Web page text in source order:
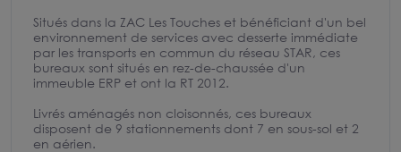
Situés dans la ZAC Les Touches et bénéficiant d'un bel
environnement de services avec desserte immédiate
par les transports en commun du réseau STAR, ces
bureaux sont situés en rez-de-chaussée d'un
immeuble ERP et ont la RT 2012.
Livrés aménagés non cloisonnés, ces bureaux
disposent de 9 stationnements dont 7 en sous-sol et 2
en aérien.